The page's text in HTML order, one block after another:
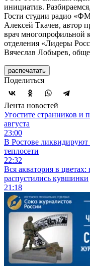
инициатив.
Гости студии радио
Алексей Ткачев, автор
врач многопрофильной
отделения «Лидеры
Вячеслав Лобырев,
распечатать
Поделиться
Лента новостей
Угостите странников и
августа
23:00
В Ростове ликвидируют
теплосети
22:32
Вся акватория в
распустились кувшинки
21:18